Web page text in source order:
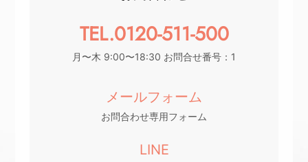
TEL.0120-511-500
月〜木 9:00〜18:30 お問合せ番号：1
メールフォーム
お問合わせ専用フォーム
LINE